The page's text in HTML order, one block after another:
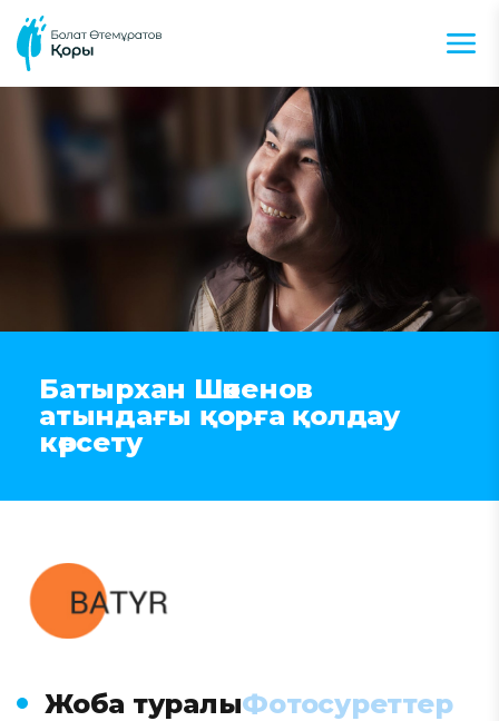
Батырхан Шөкенов
атындағы қорға қолдау
көрсету
Жоба туралыФотосуреттер